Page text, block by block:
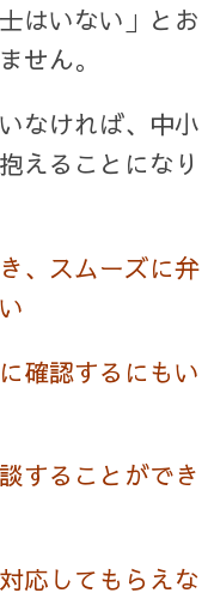
はいない」とお
せん。
なければ、中小
えることになり
、スムーズに弁
確認するにもい
することができ
応してもらえな